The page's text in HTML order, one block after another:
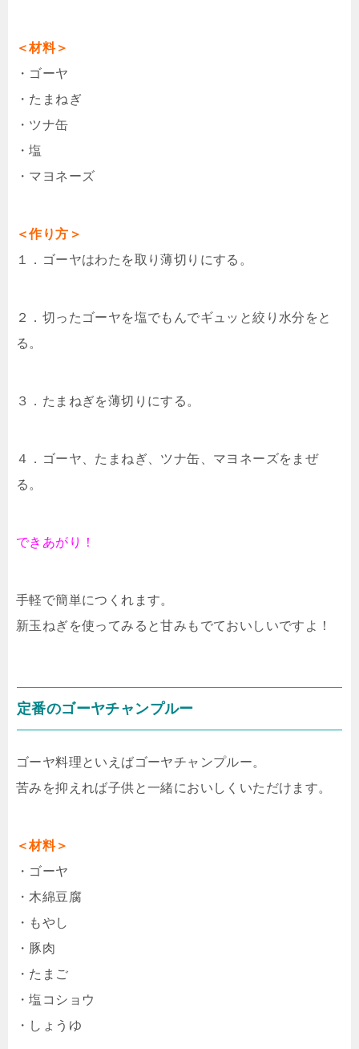
＜材料＞
・ゴーヤ
・たまねぎ
・ツナ缶
・塩
・マヨネーズ
＜作り方＞
１．ゴーヤはわたを取り薄切りにする。
２．切ったゴーヤを塩でもんでギュッと絞り水分をと
る。
３．たまねぎを薄切りにする。
４．ゴーヤ、たまねぎ、ツナ缶、マヨネーズをまぜ
る。
できあがり！
手軽で簡単につくれます。
新玉ねぎを使ってみると甘みもでておいしいですよ！
定番のゴーヤチャンプルー
ゴーヤ料理といえばゴーヤチャンプルー。
苦みを抑えれば子供と一緒においしくいただけます。
＜材料＞
・ゴーヤ
・木綿豆腐
・もやし
・豚肉
・たまご
・塩コショウ
・しょうゆ